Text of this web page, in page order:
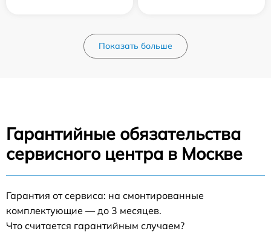
Показать больше
Гарантийные обязательства
сервисного центра в Москве
Гарантия от сервиса: на смонтированные
комплектующие — до 3 месяцев.
Что считается гарантийным случаем?